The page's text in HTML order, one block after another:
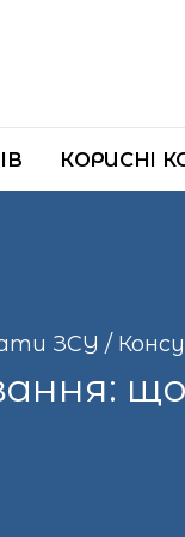
КОРИСНІ
ЗСУ /